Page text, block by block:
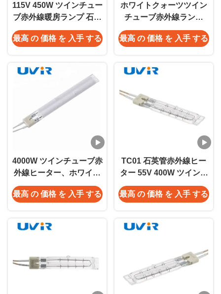
115V 450W ツインチュー
ブ赤外線暖房ランプ 石英
ガラス
最高 の 価格 を 入手 する
ホワイトクォーツツイン
チューブ赤外線ランプ
3000W 230V 500mm 加
熱
最高 の 価格 を 入手 する
4000W ツインチューブ赤
外線ヒーター、ホワイト
コーティング 11x23mm
最高 の 価格 を 入手 する
TC01 石英管赤外線ヒー
ター 55V 400W ツインチ
ューブ
最高 の 価格 を 入手 する